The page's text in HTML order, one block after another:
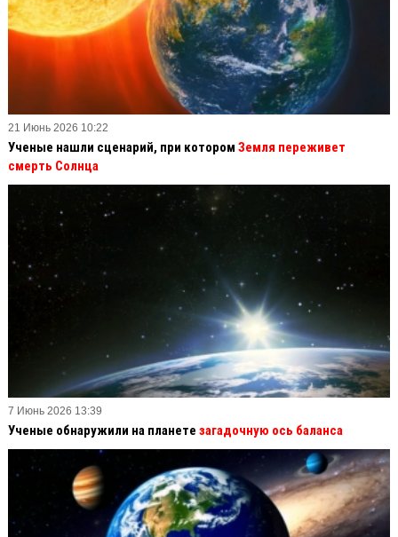
21 Июнь 2026 10:22
Ученые нашли сценарий, при котором Земля переживет
смерть Солнца
7 Июнь 2026 13:39
Ученые обнаружили на планете загадочную ось баланса